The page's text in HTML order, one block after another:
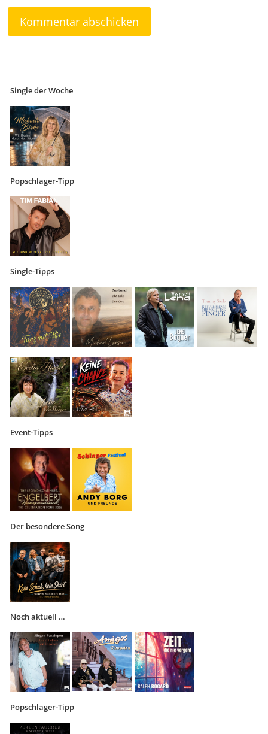
Single der Woche
Popschlager-Tipp
Single-Tipps
Event-Tipps
Der besondere Song
Noch aktuell …
Popschlager-Tipp